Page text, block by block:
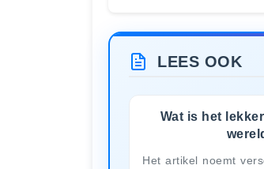
LEES OOK
Wat is het
Het artikel noemt